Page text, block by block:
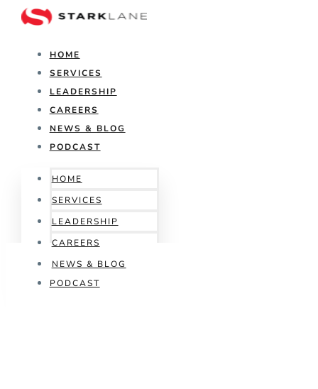
HOME
SERVICES
LEADERSHIP
CAREERS
NEWS & BLOG
PODCAST
HOME
SERVICES
LEADERSHIP
CAREERS
NEWS & BLOG
PODCAST